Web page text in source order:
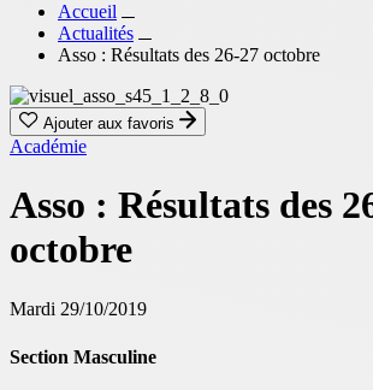
Accueil
Actualités
Asso : Résultats des 26-27 octobre
Ajouter aux favoris
Académie
Asso : Résultats des
octobre
Mardi 29/10/2019
Section Masculine